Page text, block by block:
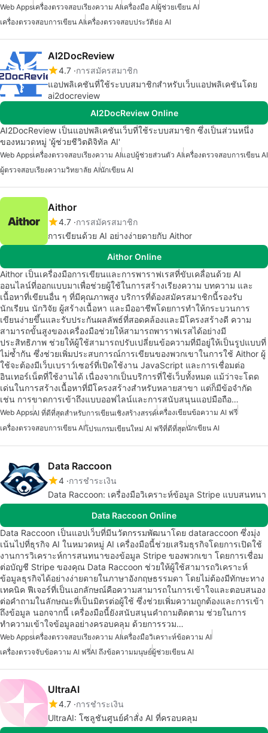
Web Appsเครื่องตรวจสอบเรียงความ AIเครื่องมือ AIผู้ช่วยเขียน AI
เครื่องตรวจสอบการเขียน AIเครื่องตรวจสอบประวัติย่อ AI
AI2DocReview
4.7 การสมัครสมาชิก
แอปพลิเคชันที่ใช้ระบบสมาชิกสำหรับเว็บแอปพลิเคชันโดย
ai2docreview
AI2DocReview Online
AI2DocReview เป็นแอปพลิเคชันเว็บที่ใช้ระบบสมาชิก ซึ่งเป็นส่วนหนึ่ง
ของหมวดหมู่ 'ผู้ช่วยชีวิตดิจิทัล AI'
Web Appsเครื่องตรวจสอบเรียงความ AIแอปผู้ช่วยส่วนตัว AIเครื่องตรวจสอบการเขียน AI
ผู้ตรวจสอบเรียงความวิทยาลัย AIนักเขียน AI
Aithor
4.7 การสมัครสมาชิก
การเขียนด้วย AI อย่างง่ายดายกับ Aithor
Aithor Online
Aithor เป็นเครื่องมือการเขียนและการพาราฟเรสที่ขับเคลื่อนด้วย AI
ออนไลน์ที่ออกแบบมาเพื่อช่วยผู้ใช้ในการสร้างเรียงความ บทความ และ
เนื้อหาที่เขียนอื่น ๆ ที่มีคุณภาพสูง บริการที่ต้องสมัครสมาชิกนี้รองรับ
นักเรียน นักวิจัย ผู้สร้างเนื้อหา และมืออาชีพโดยการทำให้กระบวนการ
เขียนง่ายขึ้นและรับประกันผลลัพธ์ที่สอดคล้องและมีโครงสร้างดี ความ
สามารถขั้นสูงของเครื่องมือช่วยให้สามารถพาราฟเรสได้อย่างมี
ประสิทธิภาพ ช่วยให้ผู้ใช้สามารถปรับเปลี่ยนข้อความที่มีอยู่ให้เป็นรูปแบบที่
ไม่ซ้ำกัน ซึ่งช่วยเพิ่มประสบการณ์การเขียนของพวกเขาในการใช้ Aithor ผู้
ใช้จะต้องมีเว็บเบราว์เซอร์ที่เปิดใช้งาน JavaScript และการเชื่อมต่อ
อินเทอร์เน็ตที่ใช้งานได้ เนื่องจากเป็นบริการที่ใช้เว็บทั้งหมด แม้ว่าจะโดด
เด่นในการสร้างเนื้อหาที่มีโครงสร้างสำหรับหลายสาขา แต่ก็มีข้อจำกัด
เช่น การขาดการเข้าถึงแบบออฟไลน์และการสนับสนุนแอปมือถือ…
Web AppsAI ที่ดีที่สุดสำหรับการเขียนเชิงสร้างสรรค์เครื่องเขียนข้อความ AI ฟรี
เครื่องตรวจสอบการเขียน AIโปรแกรมเขียนใหม่ AI ฟรีที่ดีที่สุดนักเขียน AI
Data Raccoon
4 การชำระเงิน
Data Raccoon: เครื่องมือวิเคราะห์ข้อมูล Stripe แบบสนทนา
Data Raccoon Online
Data Raccoon เป็นแอปเว็บที่มีนวัตกรรมพัฒนาโดย dataraccoon ซึ่งมุ่ง
เน้นไปที่ธุรกิจ AI ในหมวดหมู่ AI เครื่องมือนี้ช่วยเสริมธุรกิจโดยการเปิดใช้
งานการวิเคราะห์การสนทนาของข้อมูล Stripe ของพวกเขา โดยการเชื่อม
ต่อบัญชี Stripe ของคุณ Data Raccoon ช่วยให้ผู้ใช้สามารถวิเคราะห์
ข้อมูลธุรกิจได้อย่างง่ายดายในภาษาอังกฤษธรรมดา โดยไม่ต้องมีทักษะทาง
เทคนิค ฟีเจอร์ที่เป็นเอกลักษณ์คือความสามารถในการเข้าใจและตอบสนอง
ต่อคำถามในลักษณะที่เป็นมิตรต่อผู้ใช้ ซึ่งช่วยเพิ่มความถูกต้องและการเข้า
ถึงข้อมูล นอกจากนี้ เครื่องมือนี้ยังสนับสนุนคำถามติดตาม ช่วยในการ
ทำความเข้าใจข้อมูลอย่างครอบคลุม ด้วยการรวม…
Web Appsเครื่องตรวจสอบเรียงความ AIเครื่องมือวิเคราะห์ข้อความ AI
เครื่องตรวจจับข้อความ AI ฟรีAI ถึงข้อความมนุษย์ผู้ช่วยเขียน AI
UltraAI
4.7 การชำระเงิน
UltraAI: โซลูชันศูนย์คำสั่ง AI ที่ครอบคลุม